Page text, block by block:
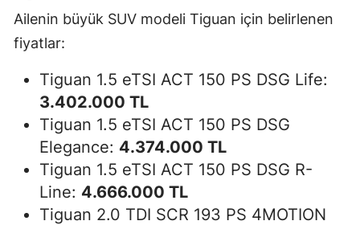
Ailenin büyük SUV modeli Tiguan için belirlenen
fiyatlar:
Tiguan 1.5 eTSI ACT 150 PS DSG Life:
3.402.000 TL
Tiguan 1.5 eTSI ACT 150 PS DSG
Elegance: 4.374.000 TL
Tiguan 1.5 eTSI ACT 150 PS DSG R-
Line: 4.666.000 TL
Tiguan 2.0 TDI SCR 193 PS 4MOTION